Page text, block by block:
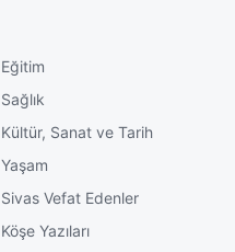
Eğitim
Sağlık
Kültür, Sanat ve Tarih
Yaşam
Sivas Vefat Edenler
Köşe Yazıları